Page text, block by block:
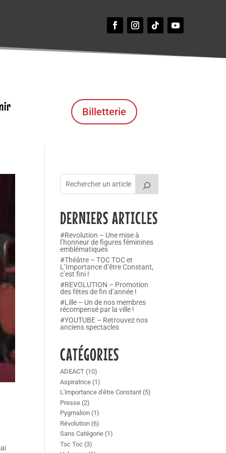
Billetterie
DERNIERS ARTICLES
#Revolution – Une mise à
l’honneur de figures féminines
emblématiques
#Théâtre – TOC TOC et
L’Importance d’être Constant,
c’est fini !
#REVOLUTION – Promotion
des fêtes de fin d’année !
#Lille – Un de nos membres
récompensé par la ville !
#YOUTUBE – Retrouvez nos
anciens spectacles
CATÉGORIES
ADEACT (10)
Aspiratrice (1)
L'importance d'être Constant (5)
Presse (2)
Pygmalion (1)
Révolution (6)
Sans Catégorie (1)
Toc Toc (3)